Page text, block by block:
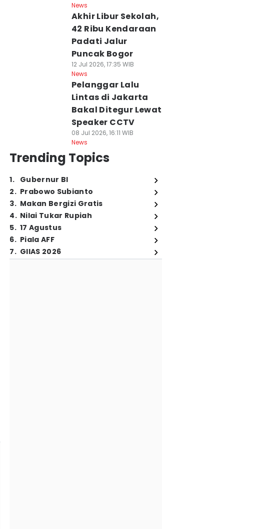
News
Akhir Libur Sekolah,
42 Ribu Kendaraan
Padati Jalur
Puncak Bogor
12 Jul 2026, 17:35 WIB
News
Pelanggar Lalu
Lintas di Jakarta
Bakal Ditegur Lewat
Speaker CCTV
08 Jul 2026, 16:11 WIB
News
Trending Topics
1. Gubernur BI
2. Prabowo Subianto
3. Makan Bergizi Gratis
4. Nilai Tukar Rupiah
5. 17 Agustus
6. Piala AFF
7. GIIAS 2026